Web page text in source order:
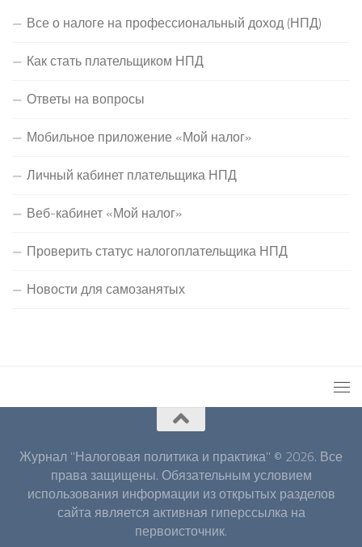
Все о налоге на профессиональный доход (НПД)
Как стать плательщиком НПД
Ответы на вопросы
Мобильное приложение «Мой налог»
Личный кабинет плательщика НПД
Веб-кабинет «Мой налог»
Проверить статус налогоплательщика НПД
Новости для самозанятых
Журнал "Налоговая политика и практика" © 2026. Все
права защищены. Обязательным условием
использования информации из открытых разделов
сайта является активная гиперссылка на
первоисточник.